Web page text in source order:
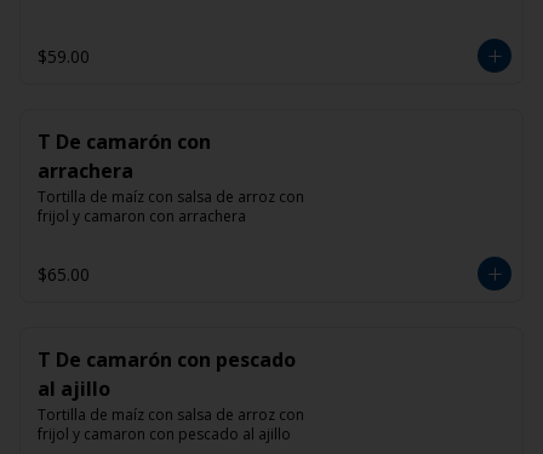
$59.00
T De camarón con
arrachera
Tortilla de maíz con salsa de arroz con
frijol y camaron con arrachera
$65.00
T De camarón con pescado
al ajillo
Tortilla de maíz con salsa de arroz con
frijol y camaron con pescado al ajillo